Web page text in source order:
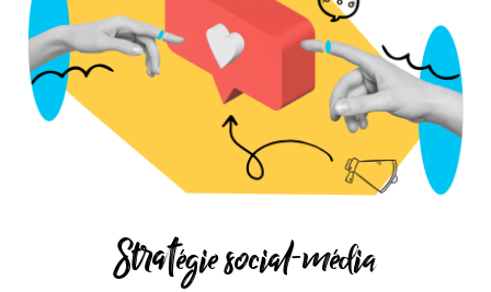
Stratégie social-média